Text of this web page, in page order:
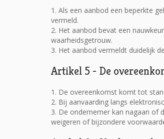
1. Als een aanbod een beperkte
vermeld.
2. Het aanbod bevat een
waarheidsgetrouw.
3. Het aanbod vermeldt duidelijk
Artikel 5 - De
1. De overeenkomst komt tot
2. Bij aanvaarding langs
3. De ondernemer kan nagaan of
weigeren of bijzondere